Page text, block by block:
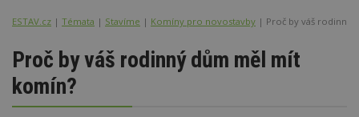
ESTAV.cz Témata Stavíme Komíny pro novostavby Proč by váš rodinný
Proč by váš rodinný dům měl mít
komín?